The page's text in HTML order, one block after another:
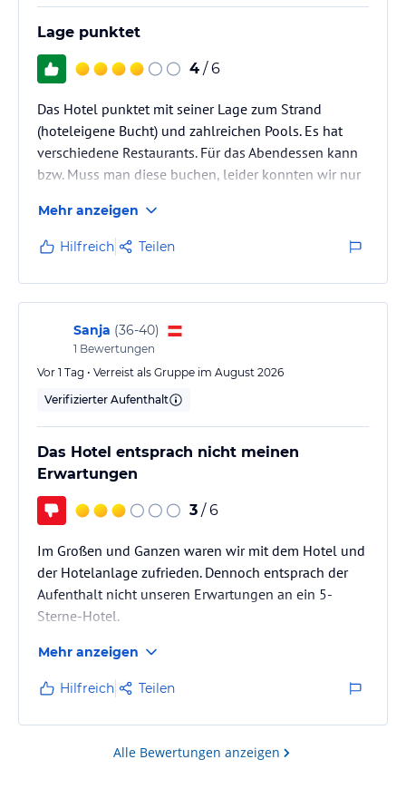
Lage punktet
4 / 6
Das Hotel punktet mit seiner Lage zum Strand
(hoteleigene Bucht) und zahlreichen Pools. Es hat
verschiedene Restaurants. Für das Abendessen kann
bzw. Muss man diese buchen, leider konnten wir nur
waren (seit Ankunftstag) man hatte also eigentlich
keine Möglichkeit diese zu testen Abends.
Ein plus ist das man Strandhandtücher kostenlos
erhält und austauschen kann. Für 5 Sterne war es ok.
Hätte mir persönlich mehr erhofft. Die Drinks bzw.
Alkoholfreien Drinks sind so süß…
Mehr anzeigen
Hilfreich Teilen
Sanja (36-40)
1 Bewertungen
Vor 1 Tag • Verreist als Gruppe im August 2026
Verifizierter Aufenthalt
Das Hotel entsprach nicht meinen
Erwartungen
3 / 6
Im Großen und Ganzen waren wir mit dem Hotel und
der Hotelanlage zufrieden. Dennoch entsprach der
Aufenthalt nicht unseren Erwartungen an ein 5-
Sterne-Hotel.
Unser Zimmer war für ein Familienzimmer viel zu
klein. Auch der Zimmerservice sollte dringend
verbessert werden, da wir mit der Sauberkeit nicht
zufrieden waren.
Mehr anzeigen
Hilfreich Teilen
Alle Bewertungen anzeigen